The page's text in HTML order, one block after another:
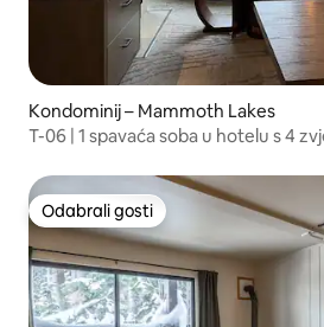
Kondominij – Mammoth Lakes
T-06 | 1 spavaća soba u hotelu s 4
Odabrali gosti
Odabrali gosti